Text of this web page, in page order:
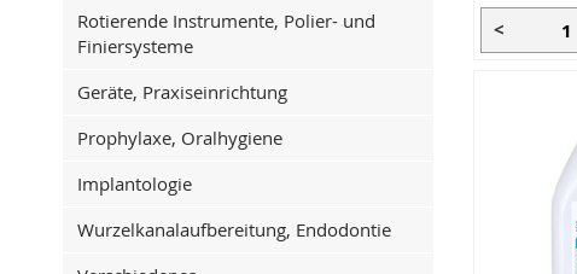
<
Rotierende Instrumente, Polier- und
Finiersysteme
Geräte, Praxiseinrichtung
Prophylaxe, Oralhygiene
Implantologie
Wurzelkanalaufbereitung, Endodontie